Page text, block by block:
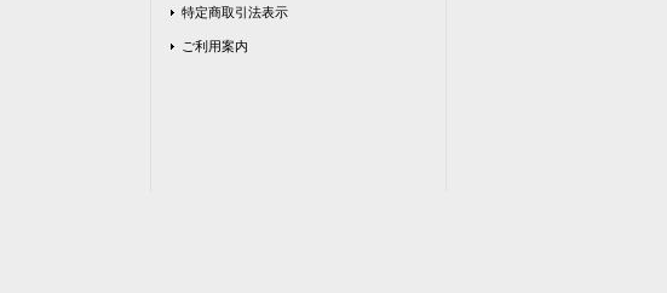
特定商取引法表示
ご利用案内